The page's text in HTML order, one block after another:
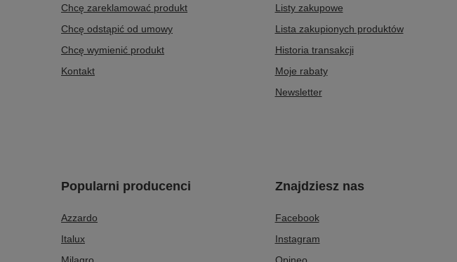
Chcę zareklamować produkt
Chcę odstąpić od umowy
Chcę wymienić produkt
Kontakt
Listy zakupowe
Lista zakupionych produktów
Historia transakcji
Moje rabaty
Newsletter
Popularni producenci
Azzardo
Italux
Znajdziesz nas
Facebook
Instagram